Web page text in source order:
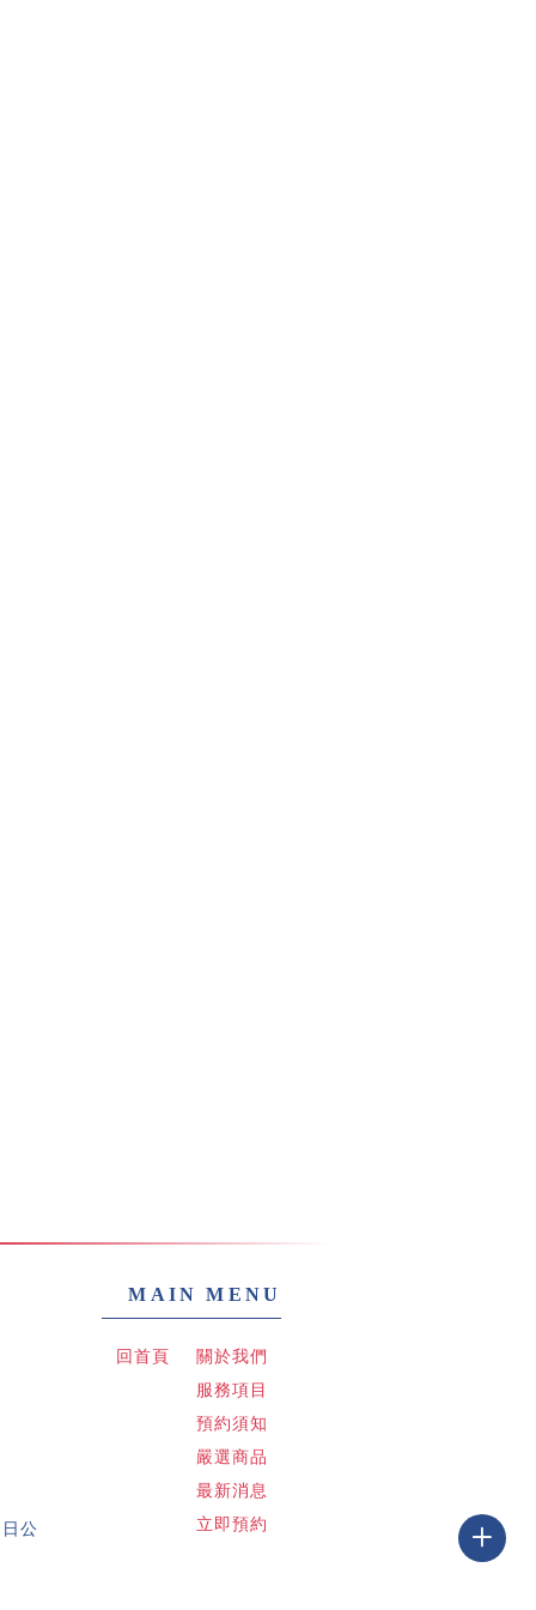
公
回首頁
關於我們
服務項目
預約須知
嚴選商品
最新消息
立即預約